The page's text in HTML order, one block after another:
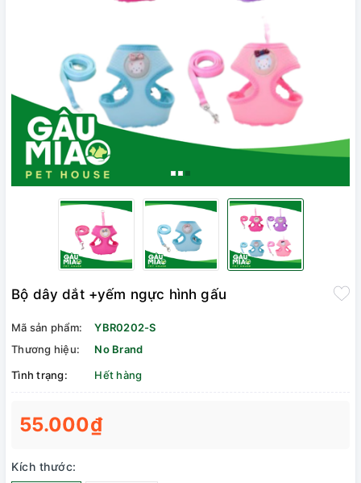
Bộ dây dắt +yếm ngực hình gấu
Mã sản phẩm:
YBR0202-S
Thương hiệu:
No Brand
Tình trạng:
Hết hàng
55.000₫
Kích thước: